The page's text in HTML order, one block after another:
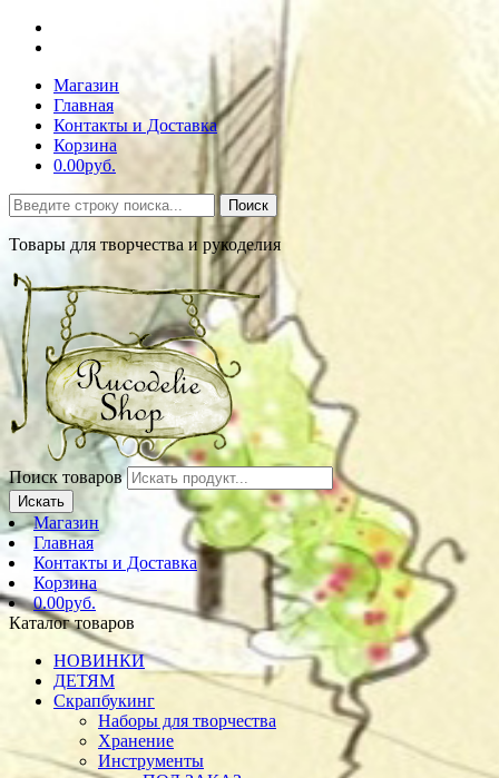
Магазин
Главная
Контакты и Доставка
Корзина
0.00руб.
Поиск
Товары для творчества и рукоделия
Поиск товаров
Искать
Магазин
Главная
Контакты и Доставка
Корзина
0.00руб.
Каталог товаров
НОВИНКИ
ДЕТЯМ
Скрапбукинг
Наборы для творчества
Хранение
Инструменты